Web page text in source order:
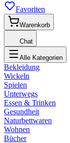
Favoriten
Warenkorb
Chat
Alle Kategorien
Bekleidung
Wickeln
Spielen
Unterwegs
Essen & Trinken
Gesundheit
Naturbettwaren
Wohnen
Bücher